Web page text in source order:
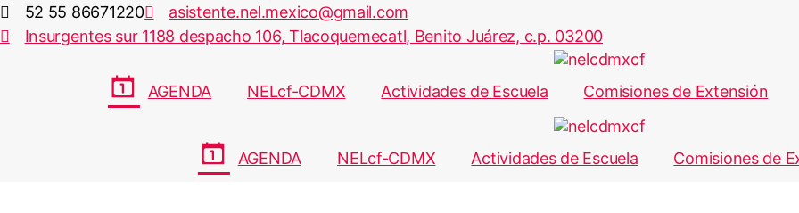
52 55 86671220
asistente.nel.mexico@gmail.com
Insurgentes sur 1188 despacho 106, Tlacoquemecatl, Benito Juárez, c.p. 03200
AGENDA NELcf-CDMX Actividades de Escuela Comisiones de Extensión
AGENDA NELcf-CDMX Actividades de Escuela Comisiones de